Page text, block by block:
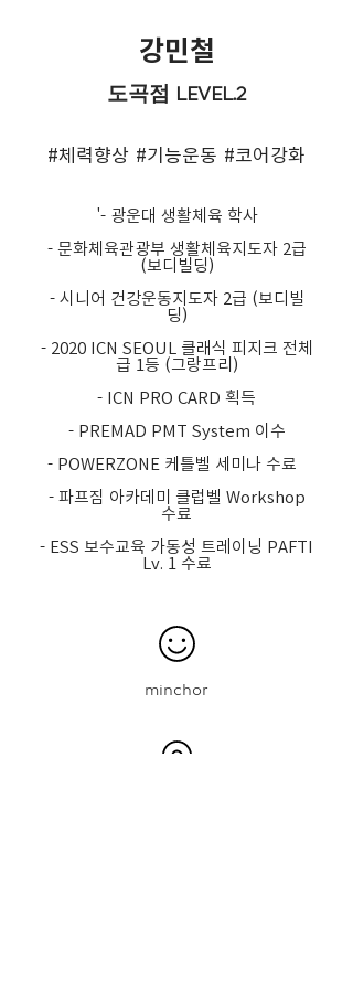
강민철
도곡점 LEVEL.2
#체력향상 #기능운동 #코어강화
'- 광운대 생활체육 학사
- 문화체육관광부 생활체육지도자 2급
(보디빌딩)
- 시니어 건강운동지도자 2급 (보디빌
딩)
- 2020 ICN SEOUL 클래식 피지크 전체
급 1등 (그랑프리)
- ICN PRO CARD 획득
- PREMAD PMT System 이수
- POWERZONE 케틀벨 세미나 수료
- 파프짐 아카데미 클럽벨 Workshop
수료
- ESS 보수교육 가동성 트레이닝 PAFTI
Lv. 1 수료
minchor